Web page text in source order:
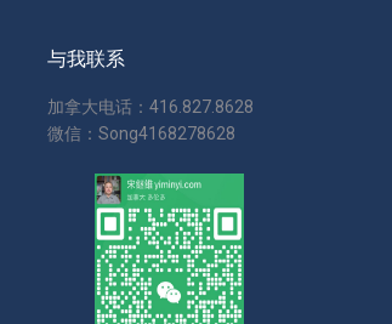
与我联系
加拿大电话：416.827.8628
微信：Song4168278628